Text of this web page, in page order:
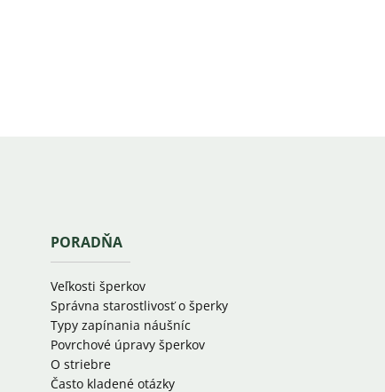
PORADŇA
Veľkosti šperkov
Správna starostlivosť o šperky
Typy zapínania náušníc
Povrchové úpravy šperkov
O striebre
Často kladené otázky